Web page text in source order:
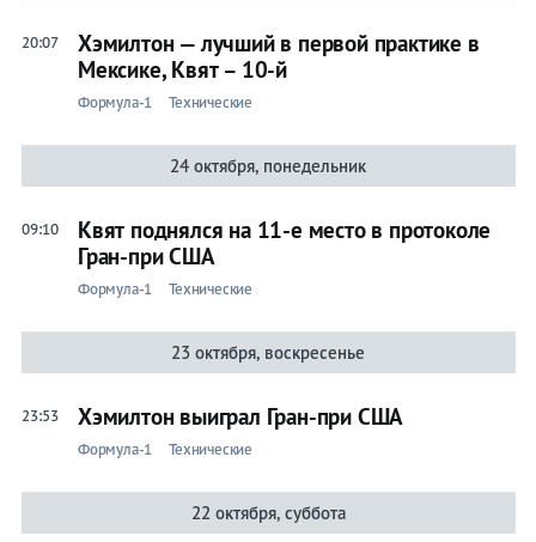
20:07
Хэмилтон — лучший в первой практике в
Мексике, Квят – 10-й
Формула-1 Технические
24 октября, понедельник
09:10
Квят поднялся на 11-е место в протоколе
Гран-при США
Формула-1 Технические
23 октября, воскресенье
23:53 Хэмилтон выиграл Гран-при США
Формула-1 Технические
22 октября, суббота